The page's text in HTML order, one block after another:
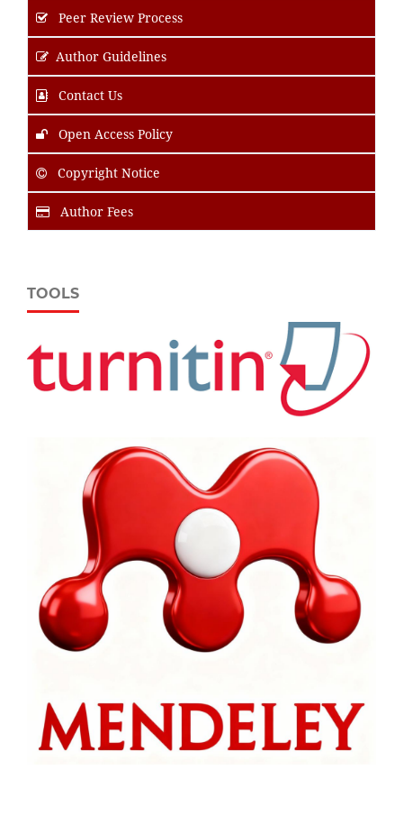
Peer Review Process
Author Guidelines
Contact Us
Open Access Policy
Copyright Notice
Author Fees
TOOLS